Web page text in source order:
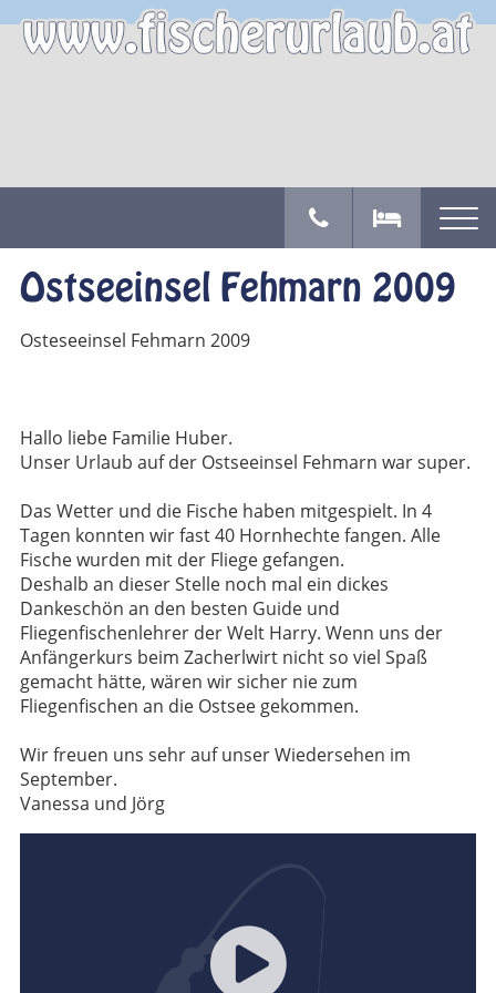
Ostseeinsel Fehmarn 2009
Osteseeinsel Fehmarn 2009
Hallo liebe Familie Huber.
Unser Urlaub auf der Ostseeinsel Fehmarn war super.
Das Wetter und die Fische haben mitgespielt. In 4
Tagen konnten wir fast 40 Hornhechte fangen. Alle
Fische wurden mit der Fliege gefangen.
Deshalb an dieser Stelle noch mal ein dickes
Dankeschön an den besten Guide und
Fliegenfischenlehrer der Welt Harry. Wenn uns der
Anfängerkurs beim Zacherlwirt nicht so viel Spaß
gemacht hätte, wären wir sicher nie zum
Fliegenfischen an die Ostsee gekommen.
Wir freuen uns sehr auf unser Wiedersehen im
September.
Vanessa und Jörg